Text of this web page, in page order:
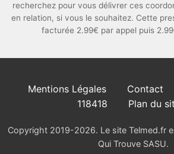
recherchez pour vous délivrer ces
en relation, si vous le souhaitez. Cette
facturée 2.99€ par appel puis
Mentions Légales Contact
118418
Plan du
Copyright 2019-2026. Le site Telmed.fr
Qui Trouve SASU.